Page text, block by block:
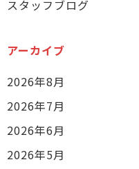
スタッフブログ
アーカイブ
2026年8月
2026年7月
2026年6月
2026年5月